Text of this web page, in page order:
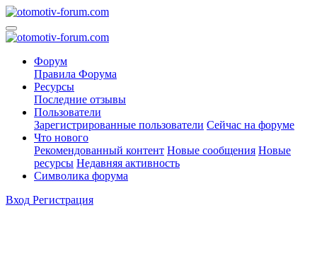
Форум
Правила Форума
Ресурсы
Последние отзывы
Пользователи
Зарегистрированные пользователи Сейчас на форуме
Что нового
Рекомендованный контент Новые сообщения Новые
ресурсы Недавняя активность
Символика форума
Вход Регистрация